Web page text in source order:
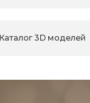
Каталог 3D моделей